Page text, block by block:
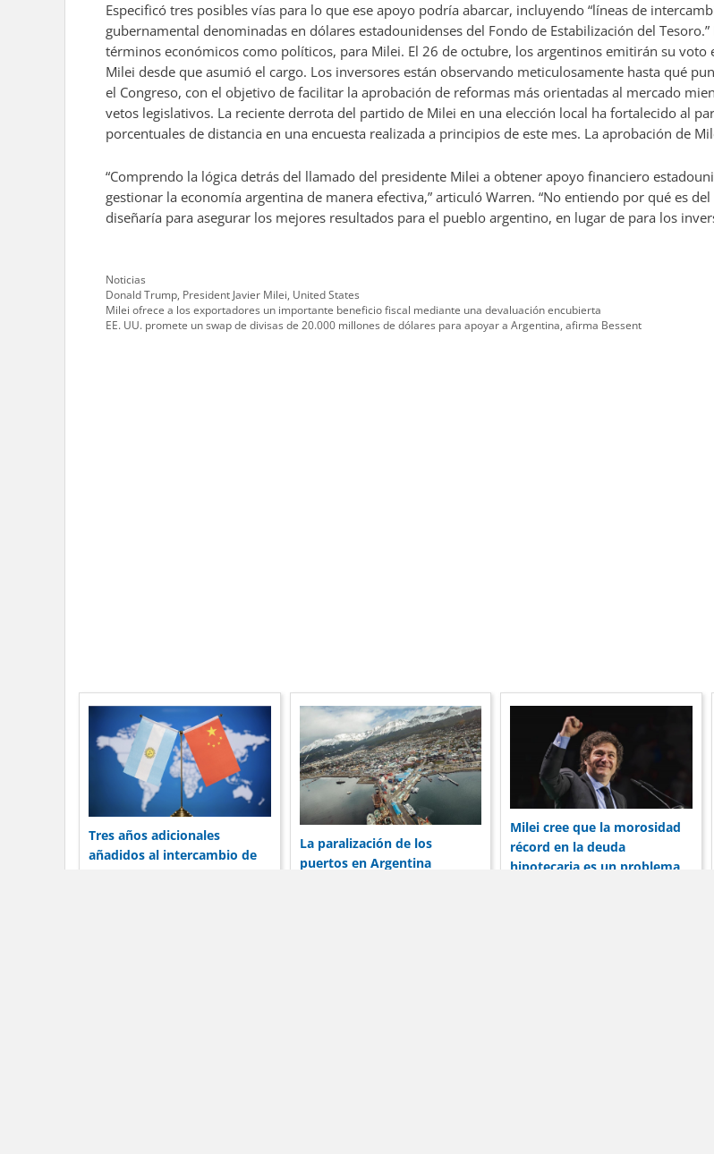
Especificó tres posibles vías para lo que ese apoyo podría abarcar, incluyendo “líneas de
gubernamental denominadas en dólares estadounidenses del Fondo de Estabilización del
términos económicos como políticos, para Milei. El 26 de octubre, los argentinos emitirán su
Milei desde que asumió el cargo. Los inversores están observando meticulosamente hasta qué
el Congreso, con el objetivo de facilitar la aprobación de reformas más orientadas al mercado
vetos legislativos. La reciente derrota del partido de Milei en una elección local ha fortalecido al
porcentuales de distancia en una encuesta realizada a principios de este mes. La aprobación de
“Comprendo la lógica detrás del llamado del presidente Milei a obtener apoyo financiero
gestionar la economía argentina de manera efectiva,” articuló Warren. “No entiendo por qué es
diseñaría para asegurar los mejores resultados para el pueblo argentino, en lugar de para los
Categories
Noticias
Tags
Donald Trump, President Javier Milei, United States
Milei ofrece a los exportadores un importante beneficio fiscal mediante una devaluación encubierta
EE. UU. promete un swap de divisas de 20.000 millones de dólares para apoyar a Argentina, afirma Bessent
Tres años adicionales
añadidos al intercambio de
La paralización de los
puertos en Argentina
Milei cree que la morosidad
récord en la deuda
hipotecaria es un problema